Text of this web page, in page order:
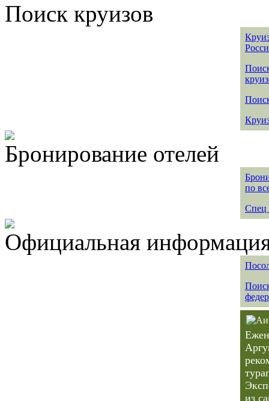
Поиск круизов
Бронирование отелей
по
Спец
Официальная
из